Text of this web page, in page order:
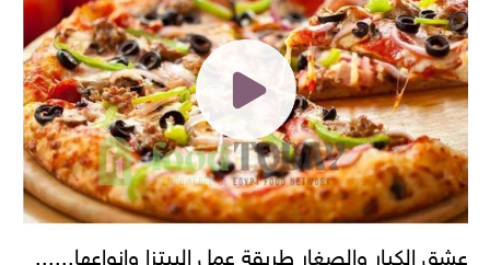
عشق الكبار والصغار طريقة عمل البيتزا وانواعها......